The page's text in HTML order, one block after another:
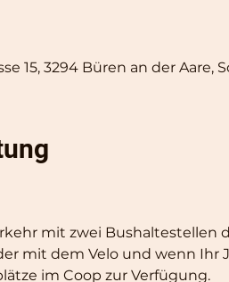
15, 3294 Büren an der Aare,
mit zwei Bushaltestellen
mit dem Velo und wenn
im Coop zur Verfügung.